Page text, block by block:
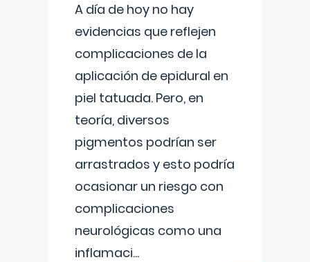
A día de hoy no hay
evidencias que reflejen
complicaciones de la
aplicación de epidural en
piel tatuada. Pero, en
teoría, diversos
pigmentos podrían ser
arrastrados y esto podría
ocasionar un riesgo con
complicaciones
neurológicas como una
inflamaci...